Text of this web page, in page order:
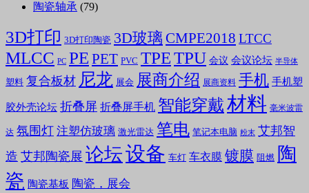
陶瓷轴承 (79)
3D打印 3D打印陶瓷 3D玻璃 CMPE2018 LTCC
MLCC PC PE PET PVC TPETPU 会议 会议论坛 半导体
塑料 复合板材 尼龙 展会 展商介绍 展商资料 手机 手机塑
胶外壳论坛 折叠屏 折叠屏手机 智能穿戴材料 毫米波雷
达 氛围灯 注塑仿玻璃 激光雷达 笔电 笔记本电脑 粉末 艾邦智
造 艾邦陶瓷展 论坛设备 车灯 车衣膜 镀膜 阻燃 陶
瓷 陶瓷基板 陶瓷，展会